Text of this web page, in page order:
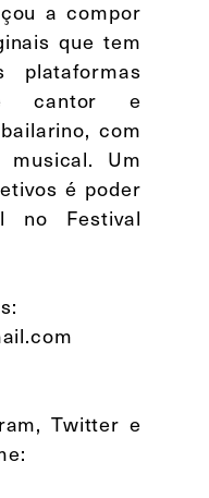
a compor
que tem
cantor e
com
Um
é poder
no Festival
Twitter e